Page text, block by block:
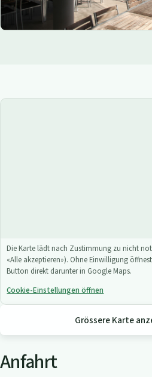
Die Karte lädt nach Zustimmung zu nicht
«Alle akzeptieren»). Ohne Einwilligung
Button direkt darunter in Google Maps.
Cookie-Einstellungen öffnen
Grössere Karte
Anfahrt